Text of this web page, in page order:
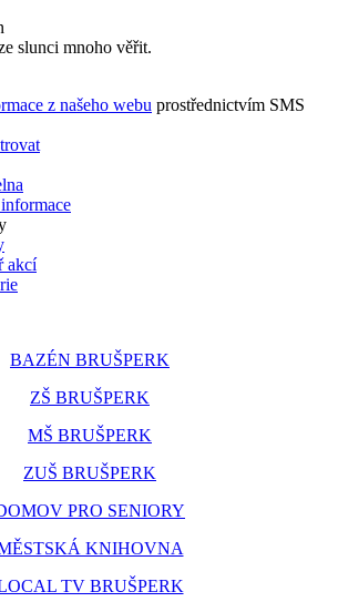
slunci mnoho věřit.
z našeho webu prostřednictvím SMS
akcí
BAZÉN BRUŠPERK
ZŠ BRUŠPERK
MŠ BRUŠPERK
ZUŠ BRUŠPERK
PRO SENIORY
KNIHOVNA
TV BRUŠPERK